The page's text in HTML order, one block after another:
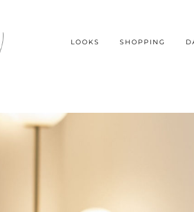
LOOKS SHOPPING